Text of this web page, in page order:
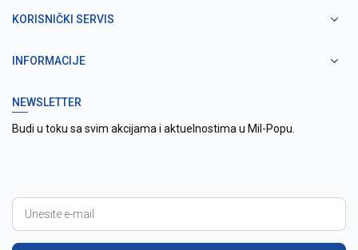
KORISNIČKI SERVIS
INFORMACIJE
NEWSLETTER
Budi u toku sa svim akcijama i aktuelnostima u Mil-Popu.